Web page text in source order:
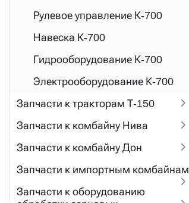
Рулевое управление К-700
Навеска К-700
Гидрооборудование К-700
Электрооборудование К-700
Запчасти к тракторам Т-150
Запчасти к комбайну Нива
Запчасти к комбайну Дон
Запчасти к импортным комбайнам
Запчасти к оборудованию